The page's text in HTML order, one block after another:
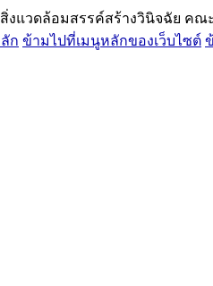
สิ่งแวดล้อมสรรค์สร้างวินิจฉัย ค
ก ข้ามไปที่เมนูหลักของเว็บไซต์